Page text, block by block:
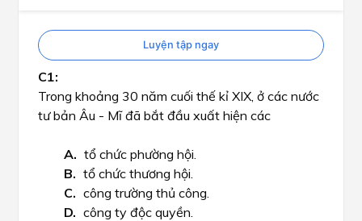
Luyện tập ngay
Trong khoảng 30 năm cuối thế kỉ XIX, ở các nước
tư bản Âu - Mĩ đã bắt đầu xuất hiện các
tổ chức phường hội.
tổ chức thương hội.
công trường thủ công.
công ty độc quyền.